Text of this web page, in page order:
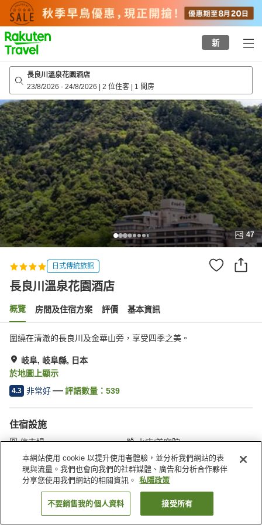
to
top
page
新
長良川溫泉花園酒店
23/8/2026 - 24/8/2026 | 2 位住客 | 1 間房
47
日式傳統旅館
長良川溫泉花園酒店
概覽 房間及住宿方案 評價 基本資訊
圍繞在清澈的長良川及金華山旁，享受四季之美。
岐阜, 岐阜縣, 日本
於地圖上顯示
4.3 非常好 評語數量： 539
住宿設施
停車場
水療/美容院
休息室
咖啡廳
主頁 日本 岐阜縣 岐阜 長良川溫泉花園酒店
找客房
本網站使用 cookie 以提升使用者體驗，並分析我們網站的表
現與流量。我們也會向我們的社群媒體、廣告和分析合作夥伴
分享您使用我們網站的相關資訊。
私隱政策
不要銷售我的個人資料 接受所有